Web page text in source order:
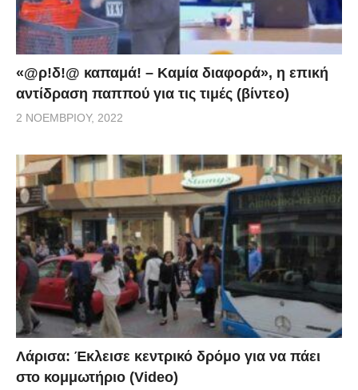
«@ρ!δ!@ καπαμά! – Καμία διαφορά», η επική
αντίδραση παππού για τις τιμές (βίντεο)
2 ΝΟΕΜΒΡΊΟΥ, 2022
Λάρισα: Έκλεισε κεντρικό δρόμο για να πάει
στο κομμωτήριο (Video)